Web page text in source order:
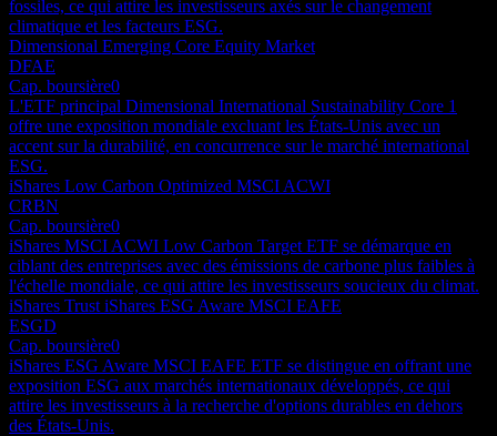
fossiles, ce qui attire les investisseurs axés sur le changement
climatique et les facteurs ESG.
Dimensional Emerging Core Equity Market
DFAE
Cap. boursière0
L'ETF principal Dimensional International Sustainability Core 1
offre une exposition mondiale excluant les États-Unis avec un
accent sur la durabilité, en concurrence sur le marché international
ESG.
iShares Low Carbon Optimized MSCI ACWI
CRBN
Cap. boursière0
iShares MSCI ACWI Low Carbon Target ETF se démarque en
ciblant des entreprises avec des émissions de carbone plus faibles à
l'échelle mondiale, ce qui attire les investisseurs soucieux du climat.
iShares Trust iShares ESG Aware MSCI EAFE
ESGD
Cap. boursière0
iShares ESG Aware MSCI EAFE ETF se distingue en offrant une
exposition ESG aux marchés internationaux développés, ce qui
attire les investisseurs à la recherche d'options durables en dehors
des États-Unis.